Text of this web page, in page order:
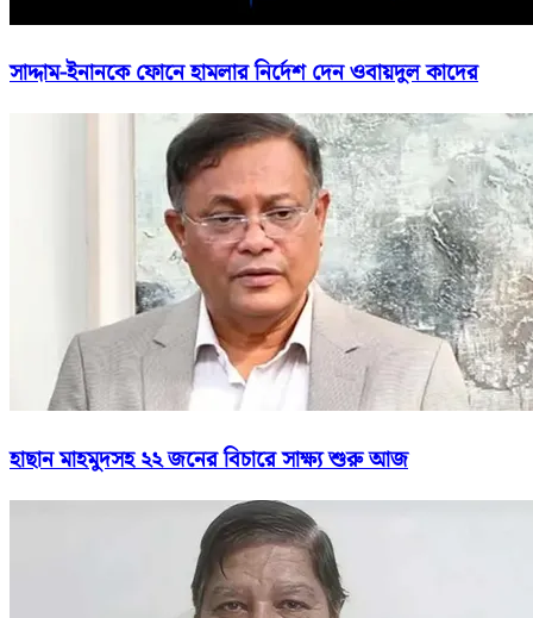
সাদ্দাম-ইনানকে ফোনে হামলার নির্দেশ দেন ওবায়দুল কাদের
হাছান মাহমুদসহ ২২ জনের বিচারে সাক্ষ্য শুরু আজ